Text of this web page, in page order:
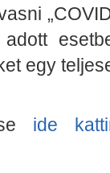
egy
ide